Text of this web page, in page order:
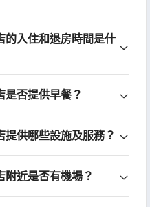
的入住和退房時間是什
是否提供早餐？
供哪些設施及服務？
近是否有機場？